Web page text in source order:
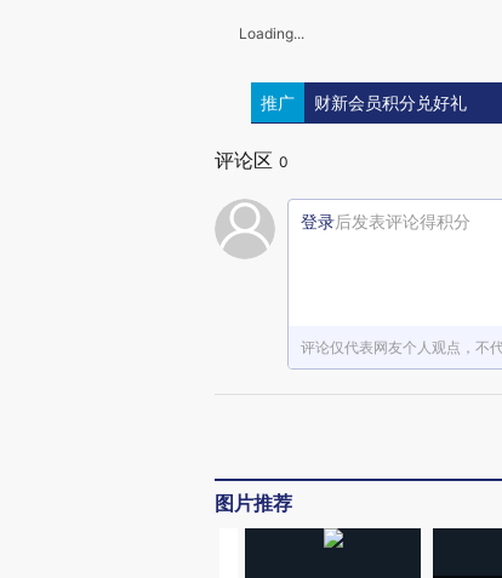
Loading...
推广 财新会员积分兑好礼
评论区 0
登录后发表评论得积分
评论仅代表网友个人观点，不
图片推荐